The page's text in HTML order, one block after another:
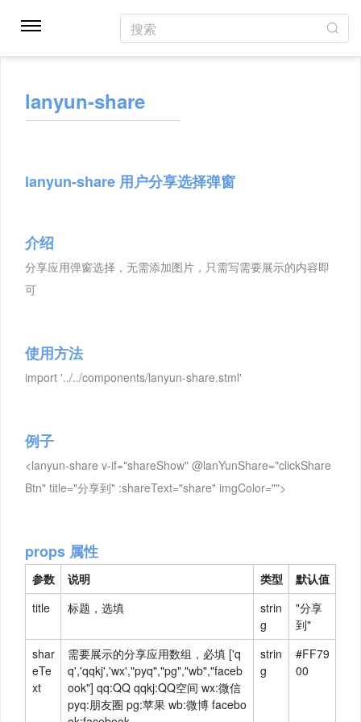
搜索
lanyun-share
lanyun-share 用户分享选择弹窗
介绍
分享应用弹窗选择，无需添加图片，只需写需要展示的内容即
可
使用方法
import '../../components/lanyun-share.stml'
例子
<lanyun-share v-if="shareShow" @lanYunShare="clickShare
Btn" title="分享到" :shareText="share" imgColor="">
props 属性
参数 说明 类型
默认值
title
标题，选填
strin
g
"分享
到"
shar
eTe
xt
需要展示的分享应用数组，必填 ['q
q','qqkj','wx',"pyq","pg","wb","faceb
ook"] qq:QQ qqkj:QQ空间 wx:微信
pyq:朋友圈 pg:苹果 wb:微博 facebo
strin
g
#FF79
00